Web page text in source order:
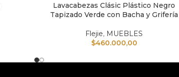
AÑADIR AL CARRITO
Lavacabezas Clásic Plástico Negro
Tapizado Verde con Bacha y Grifería
Flejie, MUEBLES
$460.000,00